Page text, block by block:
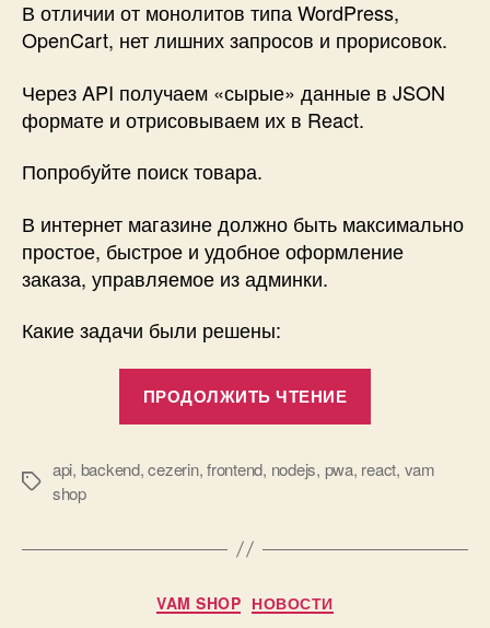
В отличии от монолитов типа WordPress,
OpenCart, нет лишних запросов и прорисовок.
Через API получаем «сырые» данные в JSON
формате и отрисовываем их в React.
Попробуйте поиск товара.
В интернет магазине должно быть максимально
простое, быстрое и удобное оформление
заказа, управляемое из админки.
Какие задачи были решены:
ПРОДОЛЖИТЬ ЧТЕНИЕ
и
заказа
Метки
api, backend,cezerin,frontend, nodejs, pwa, react, vam
shop
Рубрики
VAM SHOP НОВОСТИ